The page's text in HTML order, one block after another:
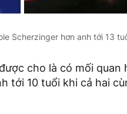
Scherzinger hơn anh tới 13
cho là có mối quan
tới 10 tuổi khi cả hai